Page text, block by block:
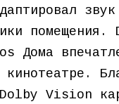
Дома
Vision